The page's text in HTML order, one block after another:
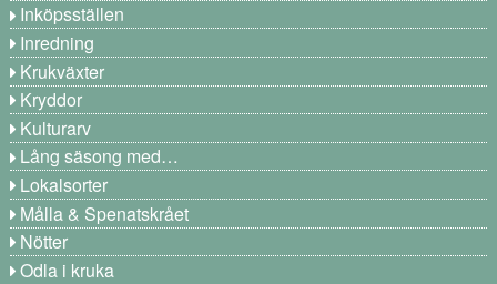
Inköpsställen
Inredning
Krukväxter
Kryddor
Kulturarv
Lång säsong med…
Lokalsorter
Målla & Spenatskrået
Nötter
Odla i kruka